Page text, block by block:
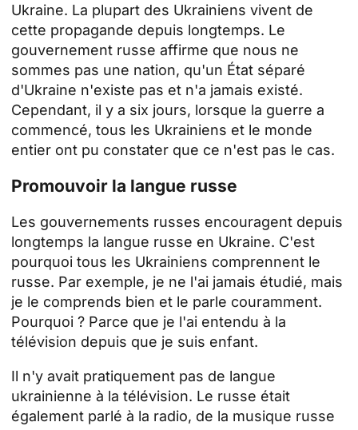
Ukraine. La plupart des Ukrainiens vivent de
cette propagande depuis longtemps. Le
gouvernement russe affirme que nous ne
sommes pas une nation, qu'un État séparé
d'Ukraine n'existe pas et n'a jamais existé.
Cependant, il y a six jours, lorsque la guerre a
commencé, tous les Ukrainiens et le monde
entier ont pu constater que ce n'est pas le cas.
Promouvoir la langue russe
Les gouvernements russes encouragent depuis
longtemps la langue russe en Ukraine. C'est
pourquoi tous les Ukrainiens comprennent le
russe. Par exemple, je ne l'ai jamais étudié, mais
je le comprends bien et le parle couramment.
Pourquoi ? Parce que je l'ai entendu à la
télévision depuis que je suis enfant.
Il n'y avait pratiquement pas de langue
ukrainienne à la télévision. Le russe était
également parlé à la radio, de la musique russe